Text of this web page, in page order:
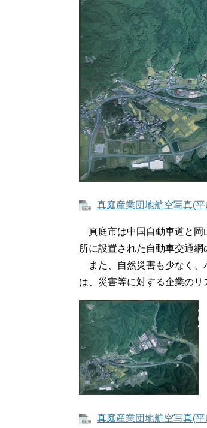
真庭産業団地航空写真(
真庭市は中国自動車道と岡
所に設置された自動車交通網
また、自然災害も少なく、
は、災害等に対する企業のリ
真庭産業団地航空写真(